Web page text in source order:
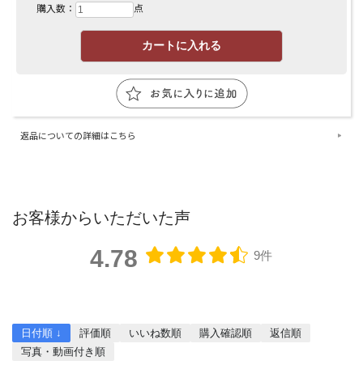
購入数： 点
返品についての詳細はこちら
お客様からいただいた声
4.78 9件
日付順 ↓ 評価順 いいね数順 購入確認順
返信順
写真・動画付き順